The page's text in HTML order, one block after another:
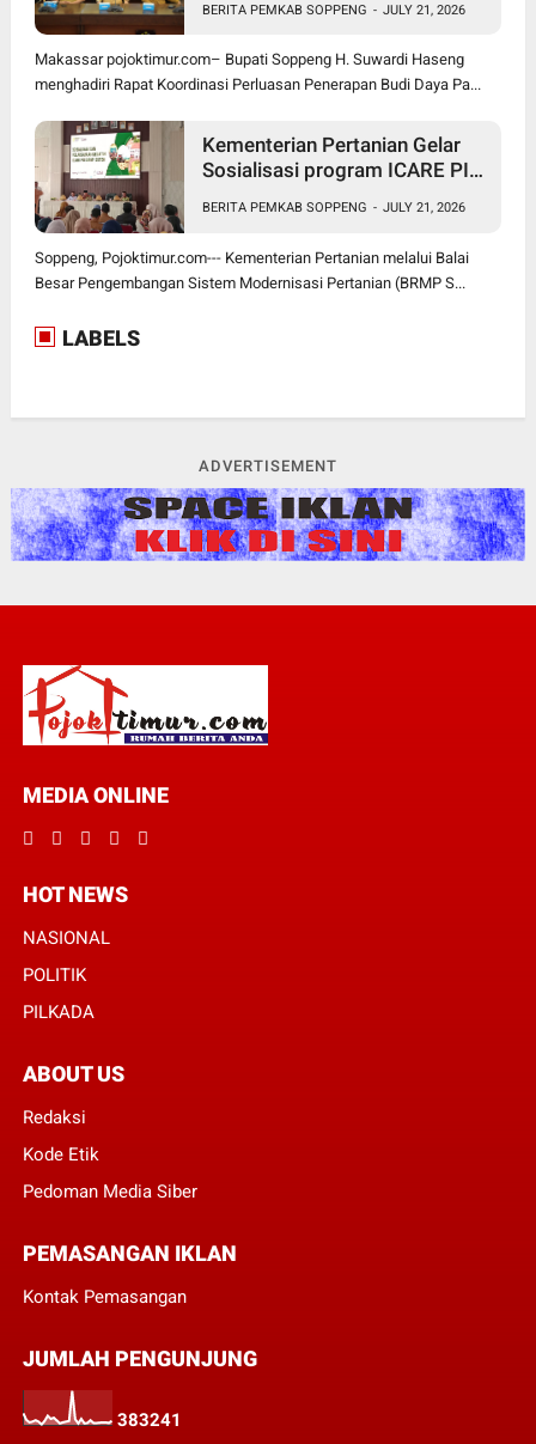
BERITA PEMKAB SOPPENG - JULY 21, 2026
Makassar pojoktimur.com– Bupati Soppeng H. Suwardi Haseng
menghadiri Rapat Koordinasi Perluasan Penerapan Budi Daya Pa...
Kementerian Pertanian Gelar
Sosialisasi program ICARE PIU
BERITA PEMKAB SOPPENG - JULY 21, 2026
Soppeng, Pojoktimur.com--- Kementerian Pertanian melalui Balai
Besar Pengembangan Sistem Modernisasi Pertanian (BRMP S...
LABELS
ADVERTISEMENT
MEDIA ONLINE
HOT NEWS
NASIONAL
POLITIK
PILKADA
ABOUT US
Redaksi
Kode Etik
Pedoman Media Siber
PEMASANGAN IKLAN
Kontak Pemasangan
JUMLAH PENGUNJUNG
383241